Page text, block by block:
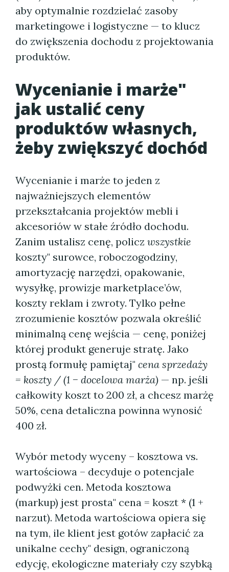
aby optymalnie rozdzielać zasoby
marketingowe i logistyczne — to klucz
do zwiększenia dochodu z projektowania
produktów.
Wycenianie i marże"
jak ustalić ceny
produktów własnych,
żeby zwiększyć dochód
Wycenianie i marże to jeden z
najważniejszych elementów
przekształcania projektów mebli i
akcesoriów w stałe źródło dochodu.
Zanim ustalisz cenę, policz wszystkie
koszty" surowce, roboczogodziny,
amortyzację narzędzi, opakowanie,
wysyłkę, prowizje marketplace’ów,
koszty reklam i zwroty. Tylko pełne
zrozumienie kosztów pozwala określić
minimalną cenę wejścia — cenę, poniżej
której produkt generuje stratę. Jako
prostą formułę pamiętaj" cena sprzedaży
= koszty / (1 − docelowa marża) — np. jeśli
całkowity koszt to 200 zł, a chcesz marżę
50%, cena detaliczna powinna wynosić
400 zł.
Wybór metody wyceny – kosztowa vs.
wartościowa – decyduje o potencjale
podwyżki cen. Metoda kosztowa
(markup) jest prosta" cena = koszt * (1 +
narzut). Metoda wartościowa opiera się
na tym, ile klient jest gotów zapłacić za
unikalne cechy" design, ograniczoną
edycję, ekologiczne materiały czy szybką